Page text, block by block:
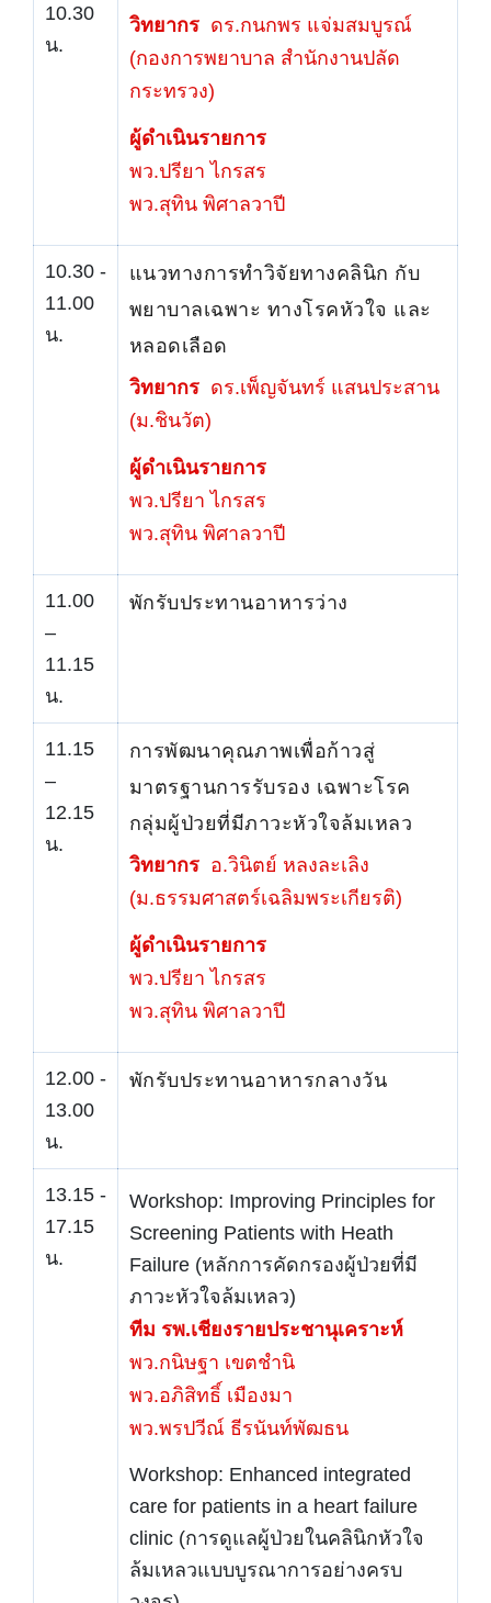
10.30
น.
วิทยากร ดร.กนกพร แจ่มสมบูรณ์
(กองการพยาบาล สำนักงานปลัด
กระทรวง)
ผู้ดำเนินรายการ
พว.ปรียา ไกรสร
พว.สุทิน พิศาลวาปี
10.30 -
11.00
น.
แนวทางการทำวิจัยทางคลินิก กับ
พยาบาลเฉพาะ ทางโรคหัวใจ และ
หลอดเลือด
วิทยากร ดร.เพ็ญจันทร์ แสนประสาน
(ม.ชินวัต)
ผู้ดำเนินรายการ
พว.ปรียา ไกรสร
พว.สุทิน พิศาลวาปี
11.00
–
11.15
น.
พักรับประทานอาหารว่าง
11.15
–
12.15
น.
การพัฒนาคุณภาพเพื่อก้าวสู่
มาตรฐานการรับรอง เฉพาะโรค
กลุ่มผู้ป่วยที่มีภาวะหัวใจล้มเหลว
วิทยากร อ.วินิตย์ หลงละเลิง
(ม.ธรรมศาสตร์เฉลิมพระเกียรติ)
ผู้ดำเนินรายการ
พว.ปรียา ไกรสร
พว.สุทิน พิศาลวาปี
12.00 -
13.00
น.
พักรับประทานอาหารกลางวัน
13.15 -
17.15
น.
Workshop: Improving Principles for
Screening Patients with Heath
Failure (หลักการคัดกรองผู้ป่วยที่มี
ภาวะหัวใจล้มเหลว)
ทีม รพ.เชียงรายประชานุเคราะห์
พว.กนิษฐา เขตชำนิ
พว.อภิสิทธิ์ เมืองมา
พว.พรปวีณ์ ธีรนันท์พัฒธน
Workshop: Enhanced integrated
care for patients in a heart failure
clinic (การดูแลผู้ป่วยในคลินิกหัวใจ
ล้มเหลวแบบบูรณาการอย่างครบ